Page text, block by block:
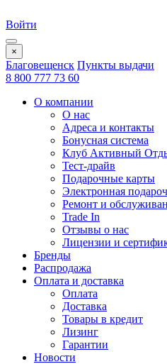
Войти
×
Благовещенск Пункты выдачи
8 800 777 73 60
О компании
О нас
Адреса и контакты
Бонусная система
Клуб Активный
Тест-драйв
Подарочные карты
Электронная
Ремонт и
Trade In
Отзывы о нас
Лицензии и
Бренды
Распродажа
Оплата и доставка
Оплата
Доставка
Товары в кредит
Лизинг
Гарантии
Новости